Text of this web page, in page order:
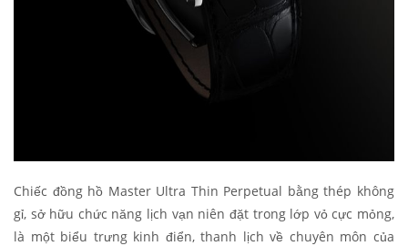
Chiếc đồng hồ Master Ultra Thin Perpetual bằng thép không
gỉ, sở hữu chức năng lịch vạn niên đặt trong lớp vỏ cực mỏng,
là một biểu trưng kinh điển, thanh lịch về chuyên môn của